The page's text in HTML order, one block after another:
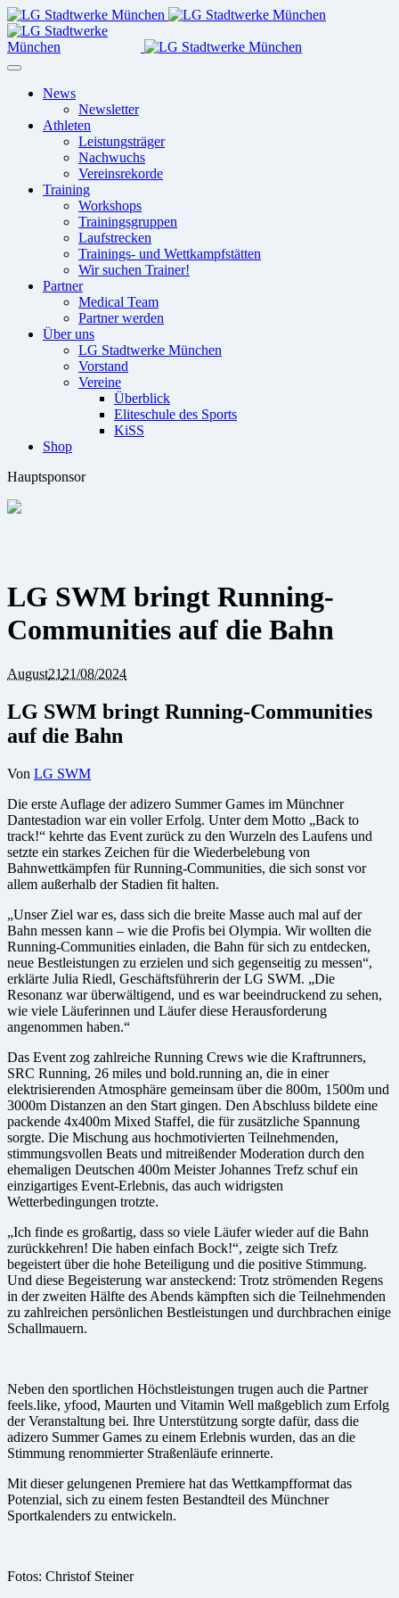
News
Newsletter
Athleten
Leistungsträger
Nachwuchs
Vereinsrekorde
Training
Workshops
Trainingsgruppen
Laufstrecken
Trainings- und Wettkampfstätten
Wir suchen Trainer!
Partner
Medical Team
Partner werden
Über uns
LG Stadtwerke München
Vorstand
Vereine
Überblick
Eliteschule des Sports
KiSS
Shop
Hauptsponsor
LG SWM bringt Running-
Communities auf die Bahn
August21 21/08/2024
LG SWM bringt Running-Communities
auf die Bahn
Von LG SWM
Die erste Auflage der adizero Summer Games im Münchner
Dantestadion war ein voller Erfolg. Unter dem Motto „Back to
track!“ kehrte das Event zurück zu den Wurzeln des Laufens und
setzte ein starkes Zeichen für die Wiederbelebung von
Bahnwettkämpfen für Running-Communities, die sich sonst vor
allem außerhalb der Stadien fit halten.
„Unser Ziel war es, dass sich die breite Masse auch mal auf der
Bahn messen kann – wie die Profis bei Olympia. Wir wollten die
Running-Communities einladen, die Bahn für sich zu entdecken,
neue Bestleistungen zu erzielen und sich gegenseitig zu messen“,
erklärte Julia Riedl, Geschäftsführerin der LG SWM. „Die
Resonanz war überwältigend, und es war beeindruckend zu sehen,
wie viele Läuferinnen und Läufer diese Herausforderung
angenommen haben.“
Das Event zog zahlreiche Running Crews wie die Kraftrunners,
SRC Running, 26 miles und bold.running an, die in einer
elektrisierenden Atmosphäre gemeinsam über die 800m, 1500m und
3000m Distanzen an den Start gingen. Den Abschluss bildete eine
packende 4x400m Mixed Staffel, die für zusätzliche Spannung
sorgte. Die Mischung aus hochmotivierten Teilnehmenden,
stimmungsvollen Beats und mitreißender Moderation durch den
ehemaligen Deutschen 400m Meister Johannes Trefz schuf ein
einzigartiges Event-Erlebnis, das auch widrigsten
Wetterbedingungen trotzte.
„Ich finde es großartig, dass so viele Läufer wieder auf die Bahn
zurückkehren! Die haben einfach Bock!“, zeigte sich Trefz
begeistert über die hohe Beteiligung und die positive Stimmung.
Und diese Begeisterung war ansteckend: Trotz strömenden Regens
in der zweiten Hälfte des Abends kämpften sich die Teilnehmenden
zu zahlreichen persönlichen Bestleistungen und durchbrachen einige
Schallmauern.
Neben den sportlichen Höchstleistungen trugen auch die Partner
feels.like, yfood, Maurten und Vitamin Well maßgeblich zum Erfolg
der Veranstaltung bei. Ihre Unterstützung sorgte dafür, dass die
adizero Summer Games zu einem Erlebnis wurden, das an die
Stimmung renommierter Straßenläufe erinnerte.
Mit dieser gelungenen Premiere hat das Wettkampfformat das
Potenzial, sich zu einem festen Bestandteil des Münchner
Sportkalenders zu entwickeln.
Fotos: Christof Steiner